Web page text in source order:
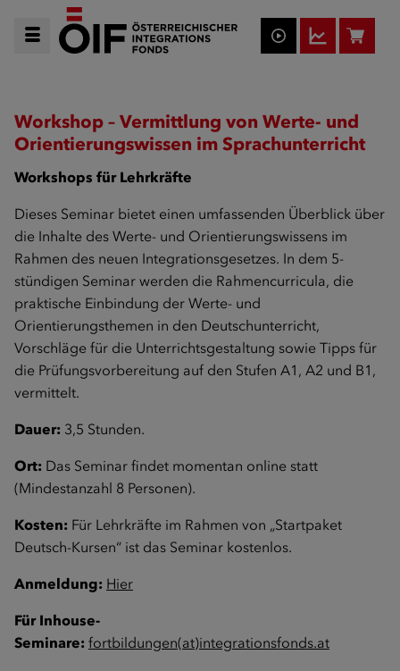
Workshop – Vermittlung von Werte- und
Orientierungswissen im Sprachunterricht
Workshops für Lehrkräfte
Dieses Seminar bietet einen umfassenden Überblick über
die Inhalte des Werte- und Orientierungswissens im
Rahmen des neuen Integrationsgesetzes. In dem 5-
stündigen Seminar werden die Rahmencurricula, die
praktische Einbindung der Werte- und
Orientierungsthemen in den Deutschunterricht,
Vorschläge für die Unterrichtsgestaltung sowie Tipps für
die Prüfungsvorbereitung auf den Stufen A1, A2 und B1,
vermittelt.
Dauer: 3,5 Stunden.
Ort: Das Seminar findet momentan online statt
(Mindestanzahl 8 Personen).
Kosten: Für Lehrkräfte im Rahmen von „Startpaket
Deutsch-Kursen“ ist das Seminar kostenlos.
Anmeldung: Hier
Für Inhouse-
Seminare: fortbildungen(at)integrationsfonds.at